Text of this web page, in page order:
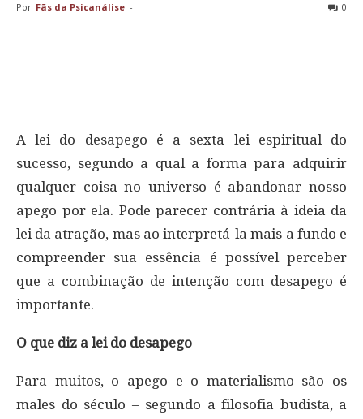
Por Fãs da Psicanálise - 0
A lei do desapego é a sexta lei espiritual do
sucesso, segundo a qual a forma para adquirir
qualquer coisa no universo é abandonar nosso
apego por ela. Pode parecer contrária à ideia da
lei da atração, mas ao interpretá-la mais a fundo e
compreender sua essência é possível perceber
que a combinação de intenção com desapego é
importante.
O que diz a lei do desapego
Para muitos, o apego e o materialismo são os
males do século – segundo a filosofia budista, a